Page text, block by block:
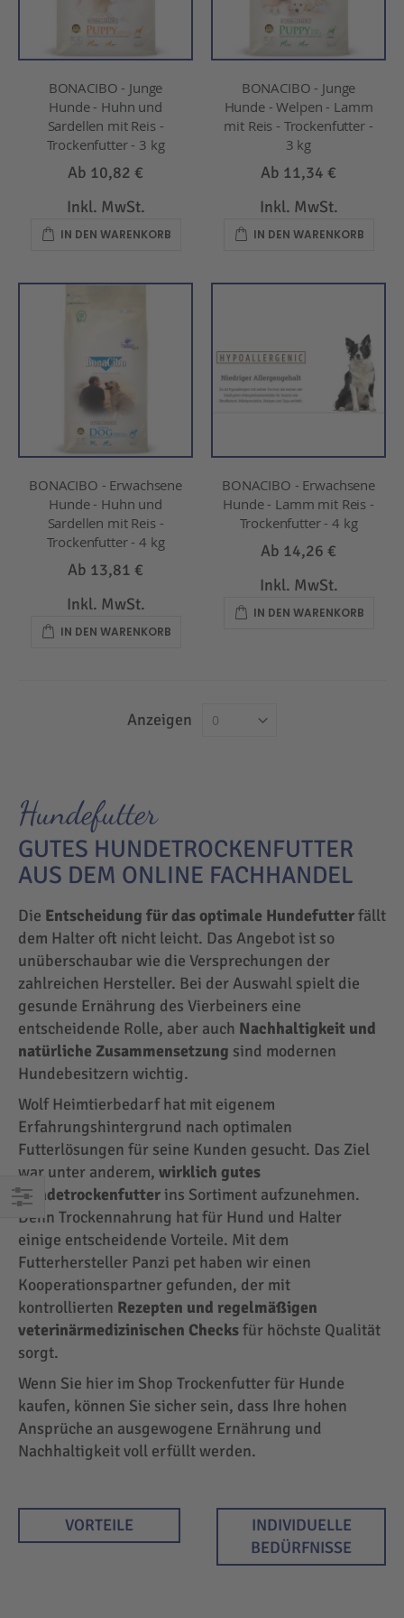
BONACIBO - Junge
Hunde - Huhn und
Sardellen mit Reis -
Trockenfutter - 3 kg
Ab 10,82 €
Inkl. MwSt.
IN DEN WARENKORB
BONACIBO - Junge
Hunde - Welpen - Lamm
mit Reis - Trockenfutter -
3 kg
Ab 11,34 €
Inkl. MwSt.
IN DEN WARENKORB
BONACIBO - Erwachsene
Hunde - Huhn und
Sardellen mit Reis -
Trockenfutter - 4 kg
Ab 13,81 €
Inkl. MwSt.
IN DEN WARENKORB
BONACIBO - Erwachsene
Hunde - Lamm mit Reis -
Trockenfutter - 4 kg
Ab 14,26 €
Inkl. MwSt.
IN DEN WARENKORB
Anzeigen
EINKAUFEN
NACH
Hundefutter
GUTES HUNDETROCKENFUTTER
AUS DEM ONLINE FACHHANDEL
Die Entscheidung für das optimale Hundefutterfällt
dem Halter oft nicht leicht. Das Angebot ist so
unüberschaubar wie die Versprechungen der
zahlreichen Hersteller. Bei der Auswahl spielt die
gesunde Ernährung des Vierbeiners eine
entscheidende Rolle, aber auch Nachhaltigkeit und
natürliche Zusammensetzung sind modernen
Hundebesitzern wichtig.
Wolf Heimtierbedarf hat mit eigenem
Erfahrungshintergrund nach optimalen
Futterlösungen für seine Kunden gesucht. Das Ziel
war unter anderem, wirklich gutes
Hundetrockenfutter ins Sortiment aufzunehmen.
Denn Trockennahrung hat für Hund und Halter
einige entscheidende Vorteile. Mit dem
Futterhersteller Panzi pet haben wir einen
Kooperationspartner gefunden, der mit
kontrollierten Rezepten und regelmäßigen
veterinärmedizinischen Checksfür höchste Qualität
sorgt.
Wenn Sie hier im Shop Trockenfutter für Hunde
kaufen, können Sie sicher sein, dass Ihre hohen
Ansprüche an ausgewogene Ernährung und
Nachhaltigkeit voll erfüllt werden.
VORTEILE
INDIVIDUELLE
BEDÜRFNISSE